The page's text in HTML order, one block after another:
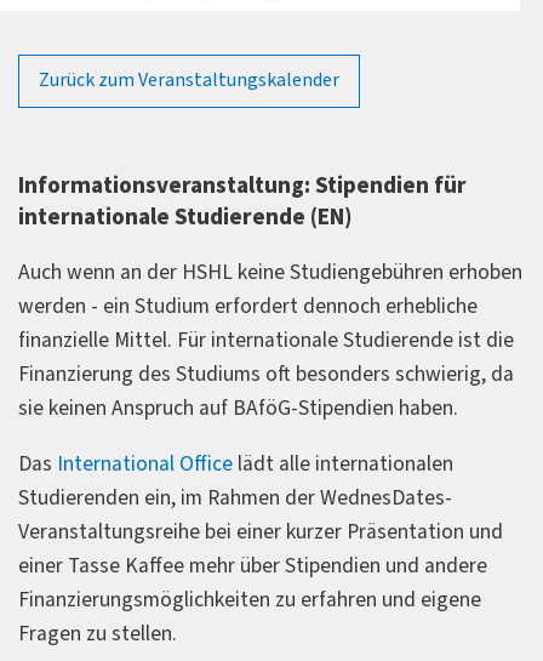
Zurück zum Veranstaltungskalender
Informationsveranstaltung: Stipendien für
internationale Studierende (EN)
Auch wenn an der HSHL keine Studiengebühren erhoben
werden - ein Studium erfordert dennoch erhebliche
finanzielle Mittel. Für internationale Studierende ist die
Finanzierung des Studiums oft besonders schwierig, da
sie keinen Anspruch auf BAföG-Stipendien haben.
Das International Office lädt alle internationalen
Studierenden ein, im Rahmen der WednesDates-
Veranstaltungsreihe bei einer kurzer Präsentation und
einer Tasse Kaffee mehr über Stipendien und andere
Finanzierungsmöglichkeiten zu erfahren und eigene
Fragen zu stellen.